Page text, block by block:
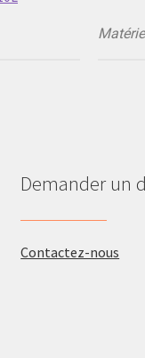
Demander un
Contactez-nous